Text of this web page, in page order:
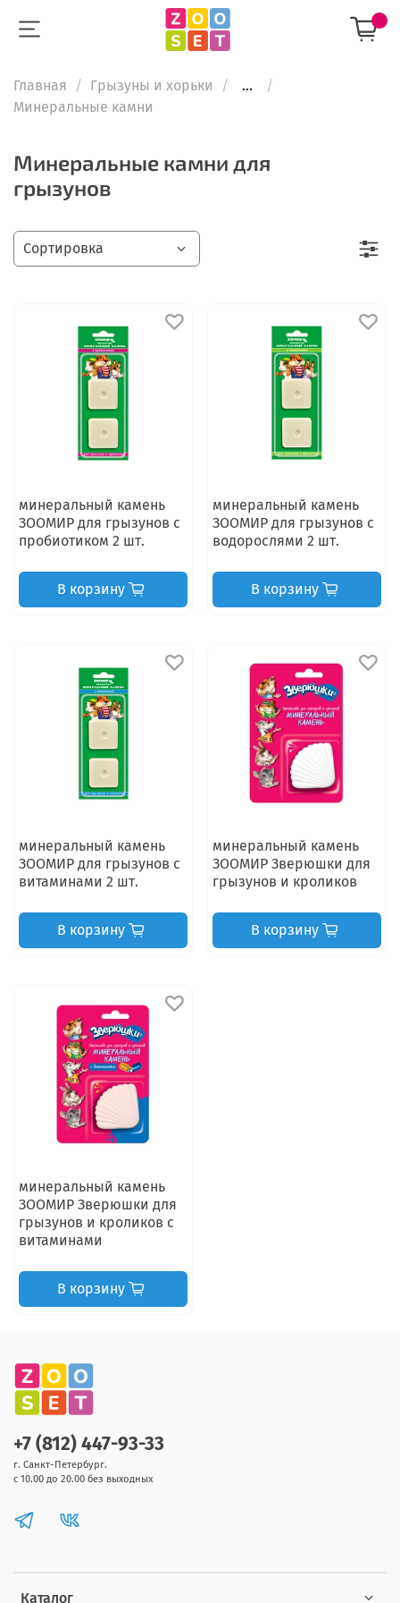
Главная Грызуны и хорьки
...
Минеральные камни
Минеральные камни для
грызунов
минеральный камень
ЗООМИР для грызунов с
пробиотиком 2 шт.
В корзину
минеральный камень
ЗООМИР для грызунов с
водорослями 2 шт.
В корзину
минеральный камень
ЗООМИР для грызунов с
витаминами 2 шт.
В корзину
минеральный камень
ЗООМИР Зверюшки для
грызунов и кроликов
В корзину
минеральный камень
ЗООМИР Зверюшки для
грызунов и кроликов с
витаминами
В корзину
Каталог
+7 (812) 447-93-33
г. Санкт-Петербург.
с 10.00 до 20.00 без выходных